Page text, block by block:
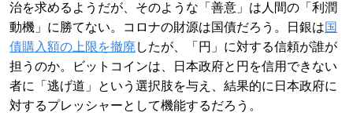
治を求めるようだが、そのような「善意」は人間の「利潤
動機」に勝てない。コロナの財源は国債だろう。日銀は国
債購入額の上限を撤廃したが、「円」に対する信頼が誰が
担うのか。ビットコインは、日本政府と円を信用できない
者に「逃げ道」という選択肢を与え、結果的に日本政府に
対するプレッシャーとして機能するだろう。